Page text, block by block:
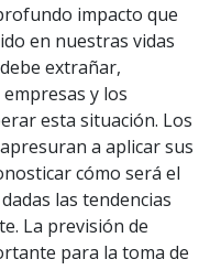
impacto que
en nuestras vidas
extrañar,
y los
esta situación. Los
a aplicar sus
cómo será el
las tendencias
La previsión de
para la toma de